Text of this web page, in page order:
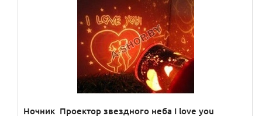
Ночник Проектор звездного неба I love you